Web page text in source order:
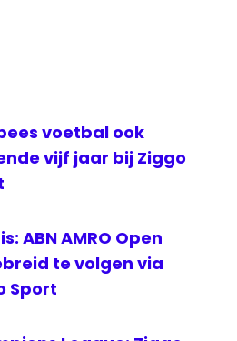
voetbal ook
vijf jaar bij Ziggo
ABN AMRO Open
te volgen via
Sport